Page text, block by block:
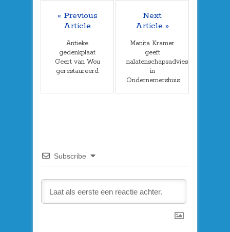
« Previous
Article
Antieke
gedenkplaat
Geert van Wou
gerestaureerd
Next
Article »
Manita Kramer
geeft
nalatenschapsadvies
in
Ondernemershuis
Subscribe